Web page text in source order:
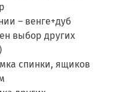
– венге+дуб
выбор других
спинки, ящиков